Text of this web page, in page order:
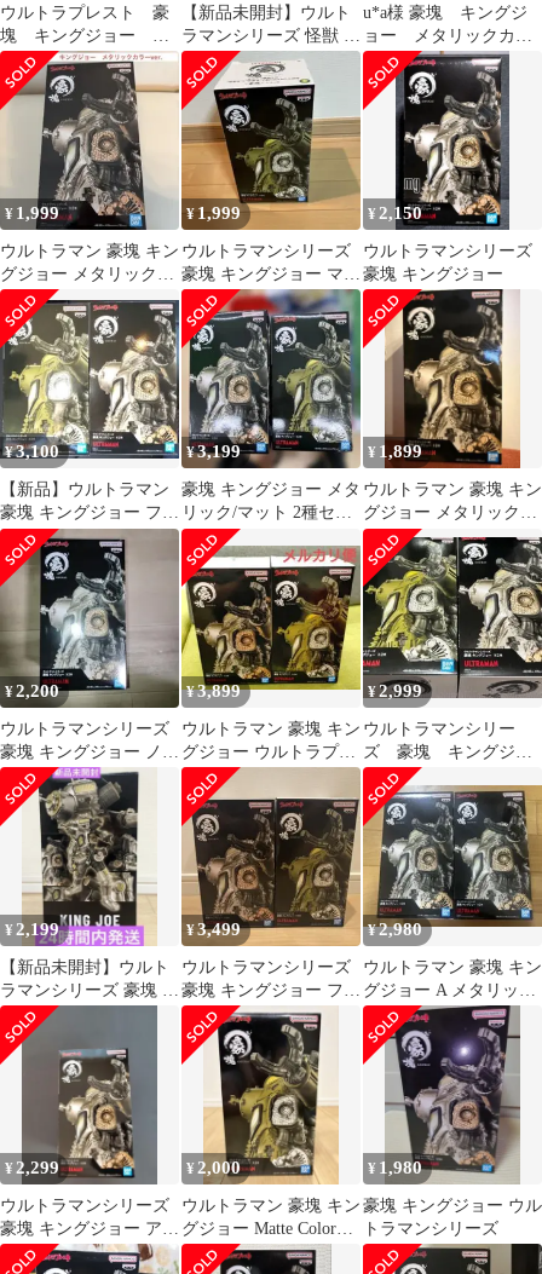
ウルトラプレスト 豪
塊 キングジョー フ
ィギュア
【新品未開封】ウルト
ラマンシリーズ 怪獣 フ
ィギュア まとめ売り
②【7体セット】
u*a様 豪塊 キングジ
ョー メタリックカラ
ーフィギュア
¥ 1,999
ウルトラマン 豪塊 キン
グジョー メタリックカ
ラー
¥ 1,999
ウルトラマンシリーズ
豪塊 キングジョー マッ
トカラーver.
¥ 2,150
ウルトラマンシリーズ
豪塊 キングジョー
¥3,100
【新品】ウルトラマン
豪塊 キングジョー フィ
ギュア 全2種セット
¥3,199
豪塊 キングジョー メタ
リック/マット 2種セッ
ト
¥ 1,899
ウルトラマン 豪塊 キン
グジョー メタリックカ
ラー
¥2,200
ウルトラマンシリーズ
豪塊 キングジョー ノー
マル メタリックver.
¥3,899
ウルトラマン 豪塊 キン
グジョー ウルトラプレ
スト 2種セット
¥2,999
ウルトラマンシリー
ズ 豪塊 キングジョ
ー メタリックカラ
ー マットカラー 2種
¥ 2,199
【新品未開封】ウルト
ラマンシリーズ 豪塊 キ
ングジョー ノーマル メ
タリック
¥3,499
ウルトラマンシリーズ
豪塊 キングジョー フィ
ギュア 2種セット
¥2,980
ウルトラマン 豪塊 キン
グジョー A メタリック
カラー 2個
¥ 2,299
ウルトラマンシリーズ
豪塊 キングジョー アソ
ートA メタリックカラ
¥ 2,000
ウルトラマン 豪塊 キン
グジョー Matte Color
ver.
¥ 1,980
豪塊 キングジョー ウル
トラマンシリーズ